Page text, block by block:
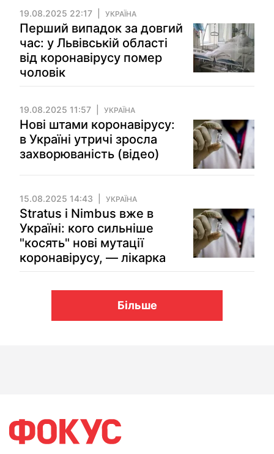
19.08.2025 22:17 УКРАЇНА
Перший випадок за довгий
час: у Львівській області
від коронавірусу помер
чоловік
19.08.2025 11:57 УКРАЇНА
Нові штами коронавірусу:
в Україні утричі зросла
захворюваність (відео)
15.08.2025 14:43 УКРАЇНА
Stratus і Nimbus вже в
Україні: кого сильніше
"косять" нові мутації
коронавірусу, — лікарка
Більше